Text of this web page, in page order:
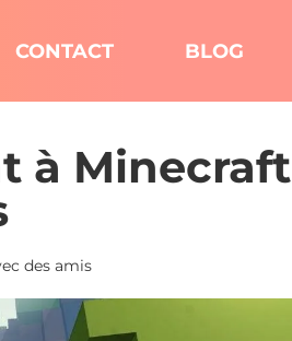
CONTACT BLOG
à Minecraft
des amis